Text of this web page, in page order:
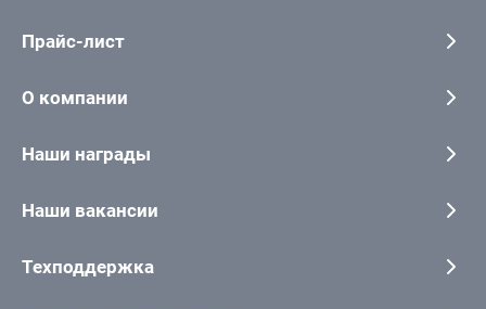
Прайс-лист
О компании
Наши награды
Наши вакансии
Техподдержка